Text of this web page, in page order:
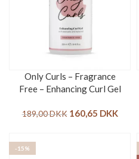
Only Curls – Fragrance
Free – Enhancing Curl Gel
189,00DKK 160,65 DKK
-15%